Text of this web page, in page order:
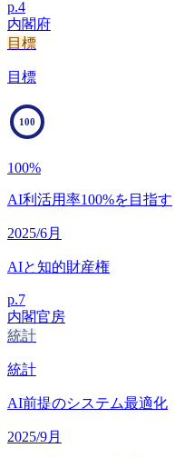
p.4
内閣府
目標
目標
100
100%
AI利活用率100%を目指す
2025/6月
AIと知的財産権
p.7
内閣官房
統計
統計
AI前提のシステム最適化
2025/9月